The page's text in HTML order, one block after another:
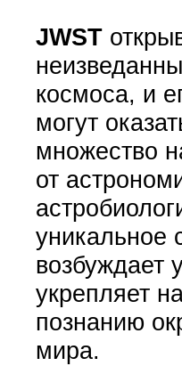
JWST
космоса, и
могут
множество
от
уникальное
возбуждает
укрепляет
познанию
мира.